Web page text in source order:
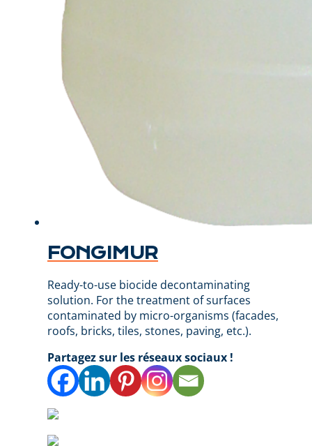
FONGIMUR
Ready-to-use biocide decontaminating
solution. For the treatment of surfaces
contaminated by micro-organisms (facades,
roofs, bricks, tiles, stones, paving, etc.).
Partagez sur les réseaux sociaux !